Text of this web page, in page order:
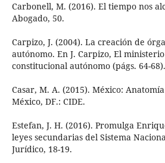
Carbonell, M. (2016). El tiempo nos
Abogado, 50.
Carpizo, J. (2004). La creación de
autónomo. En J. Carpizo, El
constitucional autónomo (págs. 64-
Casar, M. A. (2015). México:
México, DF.: CIDE.
Estefan, J. H. (2016). Promulga
leyes secundarias del Sistema
Jurídico, 18-19.